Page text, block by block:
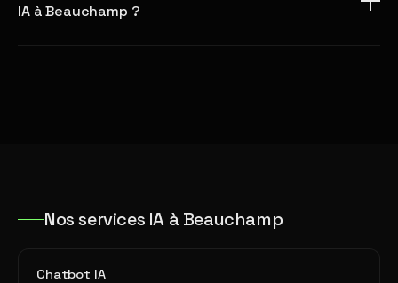
IA à Beauchamp ?
Nos services IA à Beauchamp
Chatbot IA